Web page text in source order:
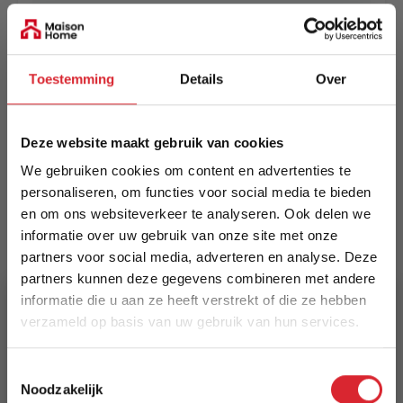
Toestemming Details Over
Deze website maakt gebruik van cookies
We gebruiken cookies om content en advertenties te
personaliseren, om functies voor social media te bieden
en om ons websiteverkeer te analyseren. Ook delen we
informatie over uw gebruik van onze site met onze
partners voor social media, adverteren en analyse. Deze
partners kunnen deze gegevens combineren met andere
informatie die u aan ze heeft verstrekt of die ze hebben
verzameld op basis van uw gebruik van hun services.
Noodzakelijk
EAN
5414452530407
Prijs
€ 219,00
Levertijd
Informeer naar de actuele levertijd
Kleur
9293
Maat
133 x 195 cm
Lengte